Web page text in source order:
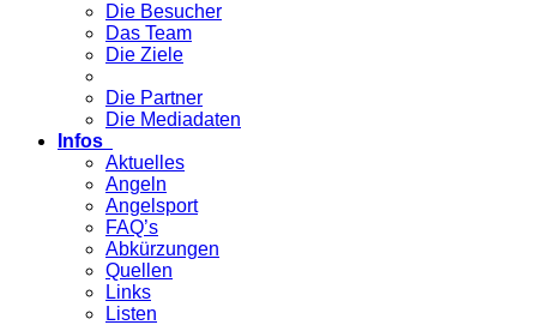
Die Besucher
Das Team
Die Ziele
Die Partner
Die Mediadaten
Infos
Aktuelles
Angeln
Angelsport
FAQ’s
Abkürzungen
Quellen
Links
Listen